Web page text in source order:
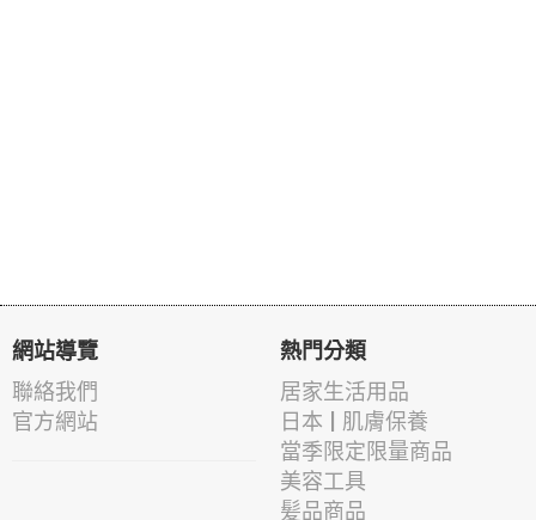
網站導覽
聯絡我們
官方網站
熱門分類
居家生活用品
日本 | 肌膚保養
當季限定限量商品
美容工具
髪品商品